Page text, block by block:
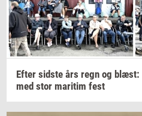
Efter sid­ste års regn og blæst:
med stor ma­ri­tim fest